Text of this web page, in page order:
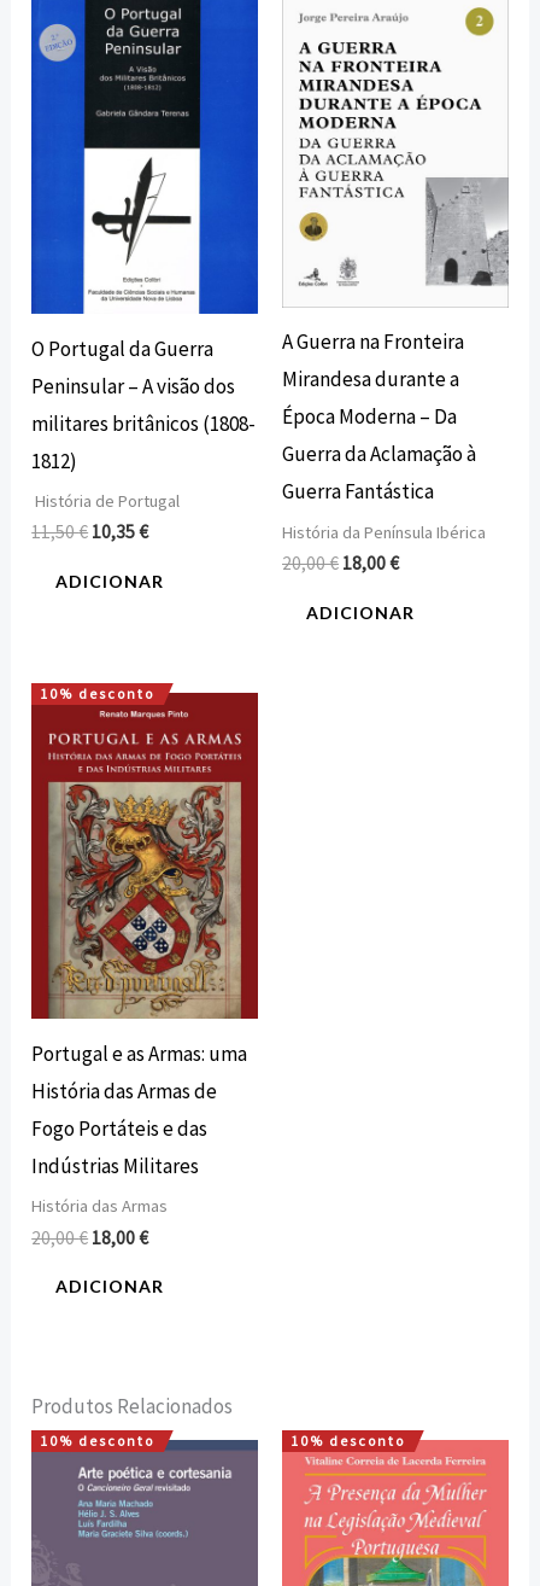
O Portugal da Guerra
Peninsular – A visão dos
militares britânicos (1808-
1812)
História de Portugal
11,50€
preço
original
11,50 €.
10,35€
preço
atual
é:
10,35 €.
ADICIONAR
A Guerra na Fronteira
Mirandesa durante a
Época Moderna – Da
Guerra da Aclamação à
Guerra Fantástica
História da Península Ibérica
20,00€
preço
original
era:
20,00 €.
18,00€
preço
é:
18,00 €.
ADICIONAR
10% desconto
Portugal e as Armas: uma
História das Armas de
Fogo Portáteis e das
Indústrias Militares
História das Armas
20,00€
O
original
era:
20,00 €.
18,00€
O
preço
atual
é:
18,00 €.
ADICIONAR
Produtos Relacionados
10% desconto
O
preço
original
era:
15,00 €.
O
preço
atual
13,50 €.
10% desconto
O
preço
original
era:
15,00 €.
O
preço
atual
é:
13,50 €.